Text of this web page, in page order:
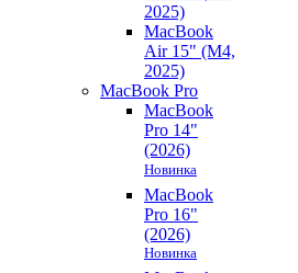
2025)
MacBook
Air 15" (M4,
2025)
MacBook Pro
MacBook
Pro 14"
(2026)
Новинка
MacBook
Pro 16"
(2026)
Новинка